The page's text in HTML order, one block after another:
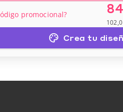
promocional?
Crea tu